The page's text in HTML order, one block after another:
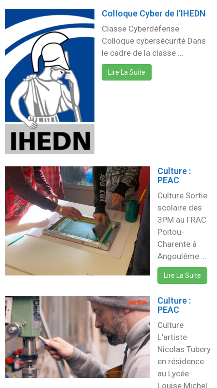
Colloque Cyber de l’IHEDN
Classe Cyberdéfense
Colloque cybersécurité Dans
le cadre de la classe …
Lire La Suite
Culture :
PEAC
Culture Sortie
scolaire des
3PM au FRAC
Poitou-
Charente à
Angoulême …
Lire La Suite
Culture :
PEAC
Culture
L’artiste
Nicolas Tubery
en résidence
au Lycée
Louise Michel